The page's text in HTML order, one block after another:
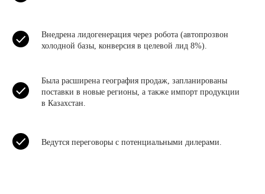
Внедрена лидогенерация через робота (автопрозвон
холодной базы, конверсия в целевой лид 8%).
Была расширена география продаж, запланированы
поставки в новые регионы, а также импорт продукции
в Казахстан.
Ведутся переговоры с потенциальными дилерами.